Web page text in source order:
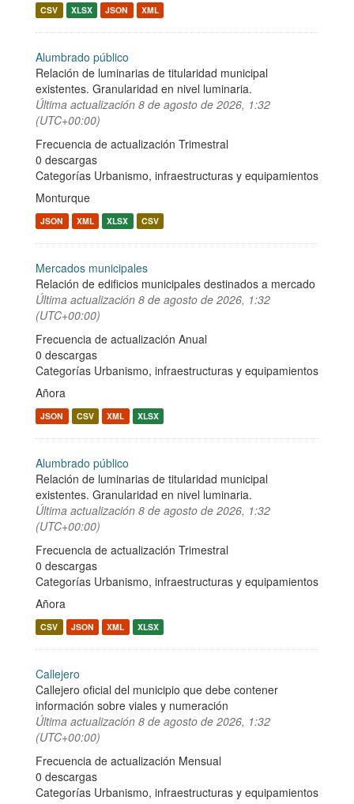
CSV XLSX JSON XML
Alumbrado público
Relación de luminarias de titularidad municipal
existentes. Granularidad en nivel luminaria.
Última actualización 8 de agosto de 2026, 1:32
(UTC+00:00)
Frecuencia de actualización Trimestral
0 descargas
Categorías Urbanismo, infraestructuras y equipamientos
Monturque
JSON XML XLSX CSV
Mercados municipales
Relación de edificios municipales destinados a mercado
Última actualización 8 de agosto de 2026, 1:32
(UTC+00:00)
Frecuencia de actualización Anual
0 descargas
Categorías Urbanismo, infraestructuras y equipamientos
Añora
JSON CSV XML XLSX
Alumbrado público
Relación de luminarias de titularidad municipal
existentes. Granularidad en nivel luminaria.
Última actualización 8 de agosto de 2026, 1:32
(UTC+00:00)
Frecuencia de actualización Trimestral
0 descargas
Categorías Urbanismo, infraestructuras y equipamientos
Añora
CSV JSON XML XLSX
Callejero
Callejero oficial del municipio que debe contener
información sobre viales y numeración
Última actualización 8 de agosto de 2026, 1:32
(UTC+00:00)
Frecuencia de actualización Mensual
0 descargas
Categorías Urbanismo, infraestructuras y equipamientos